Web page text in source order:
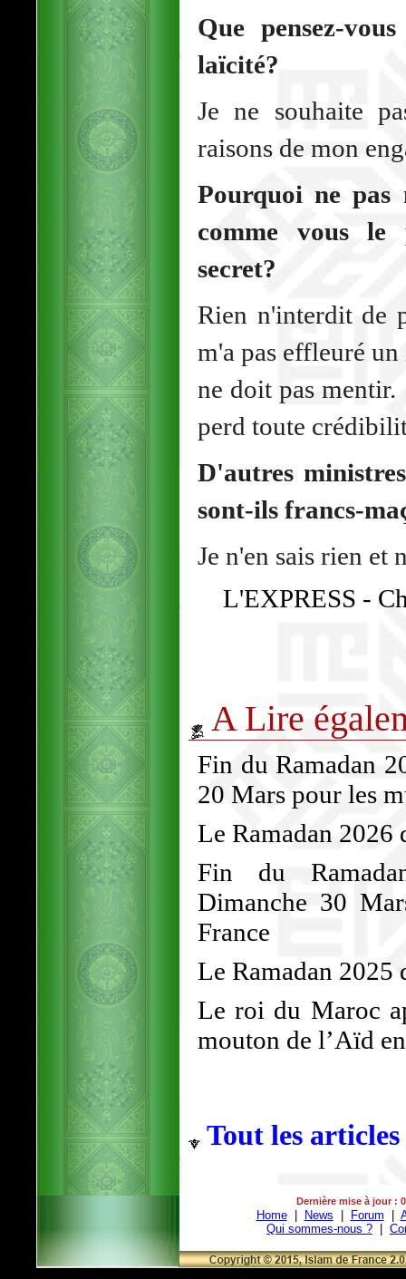
Que pensez-
laïcité?
Je ne souhaite
raisons de mon
Pourquoi ne pas
comme vous
secret?
Rien n'interdit de
m'a pas effleuré
ne doit pas
perd toute
D'autres
sont-ils francs-
Je n'en sais rien et
L'EXPRESS -
A Lire
Fin du Ramadan
20 Mars pour les
Le Ramadan 2026
Fin du
Dimanche 30
France
Le Ramadan 2025
Le roi du Maroc
mouton de l’Aïd
Tout les articles
Dernière mise à jour :
Home| News Forum
Qui sommes-nous ?